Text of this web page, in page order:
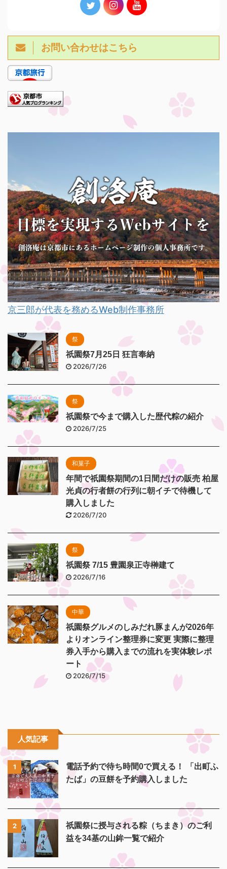
お問い合わせはこちら
京三郎が代表を務めるWeb制作事務所
祭
祇園祭7月25日 狂言奉納
2026/7/26
祭
祇園祭で今まで購入した歴代粽の紹介
2026/7/25
和菓子
年間で祇園祭期間の1日間だけの販売 柏屋
光貞の行者餅の行列に朝イチで待機して
購入しました
2026/7/20
祭
祇園祭 7/15 豊園泉正寺榊建て
2026/7/16
中華
祇園祭グルメのしみだれ豚まんが2026年
よりオンライン整理券に変更 実際に整理
券入手から購入までの流れを実体験レポ
ート
2026/7/15
人気記事
1
電話予約で待ち時間0で買える！ 「出町ふ
たば」の豆餅を予約購入しました
2
祇園祭に授与される粽（ちまき）のご利
益を34基の山鉾一覧で紹介